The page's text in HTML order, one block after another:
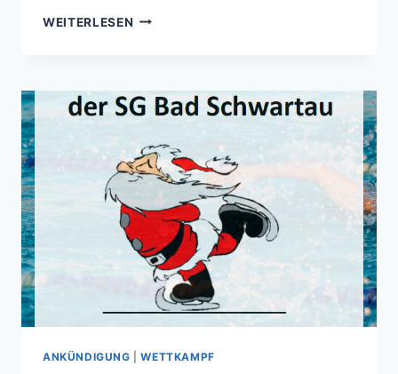
WEITERLESEN AUSZEICHNUNG
ANKÜNDIGUNG |WETTKAMPF